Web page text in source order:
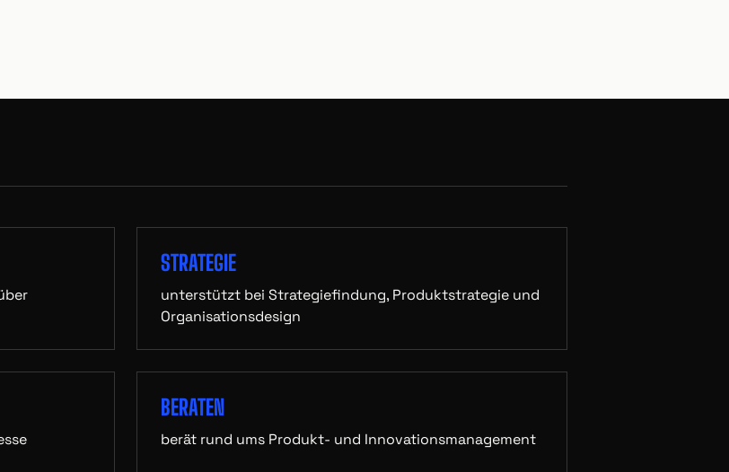
STRATEGIE
unterstützt bei Strategiefindung, Produktstrategie und
Organisationsdesign
BERATEN
berät rund ums Produkt- und Innovationsmanagement